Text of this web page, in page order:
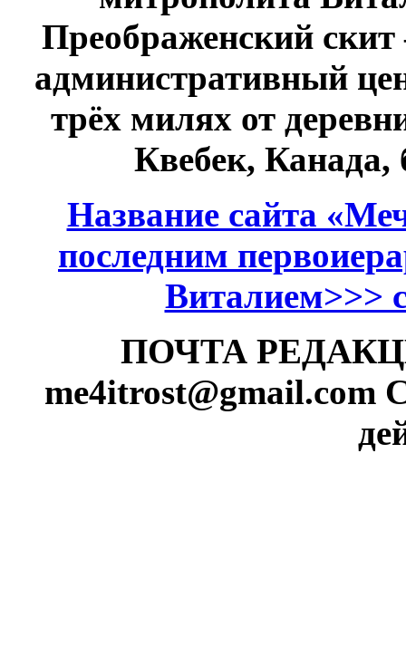
Преображенский
административный
трёх милях от
Квебек,
Название сайта
последним
Виталием>>>
ПОЧТА
me4itrost@gmail.com